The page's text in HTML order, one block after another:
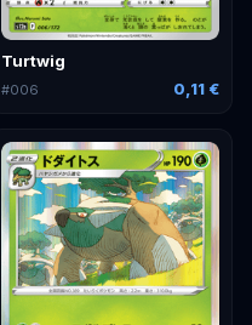
Turtwig
#006 0,11 €